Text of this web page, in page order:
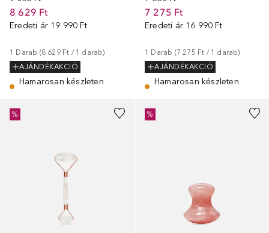
8 629 Ft
Eredeti ár 19 990 Ft
1 Darab (8 629 Ft / 1 darab)
AJÁNDÉKAKCIÓ
Hamarosan készleten
7 275 Ft
Eredeti ár 16 990 Ft
1 Darab (7 275 Ft / 1 darab)
AJÁNDÉKAKCIÓ
Hamarosan készleten
% %